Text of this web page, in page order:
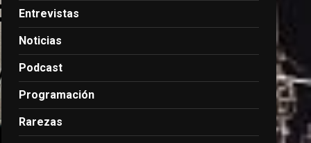
Entrevistas
Noticias
Podcast
Programación
Rarezas